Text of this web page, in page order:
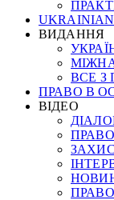
ВИДАННЯ
ВСЕ З
ПРАВО В
ВІДЕО